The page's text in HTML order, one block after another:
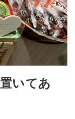
いてあ